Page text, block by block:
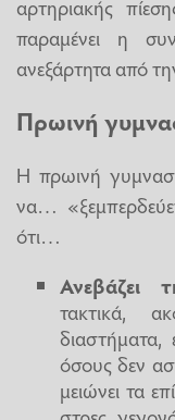
αρτηριακής
παραμένει η
ανεξάρτητα από
Πρωινή
Η πρωινή
να…
ότι…
Ανεβάζει
τακτικά,
διαστήματα,
όσους δεν
μειώνει τα